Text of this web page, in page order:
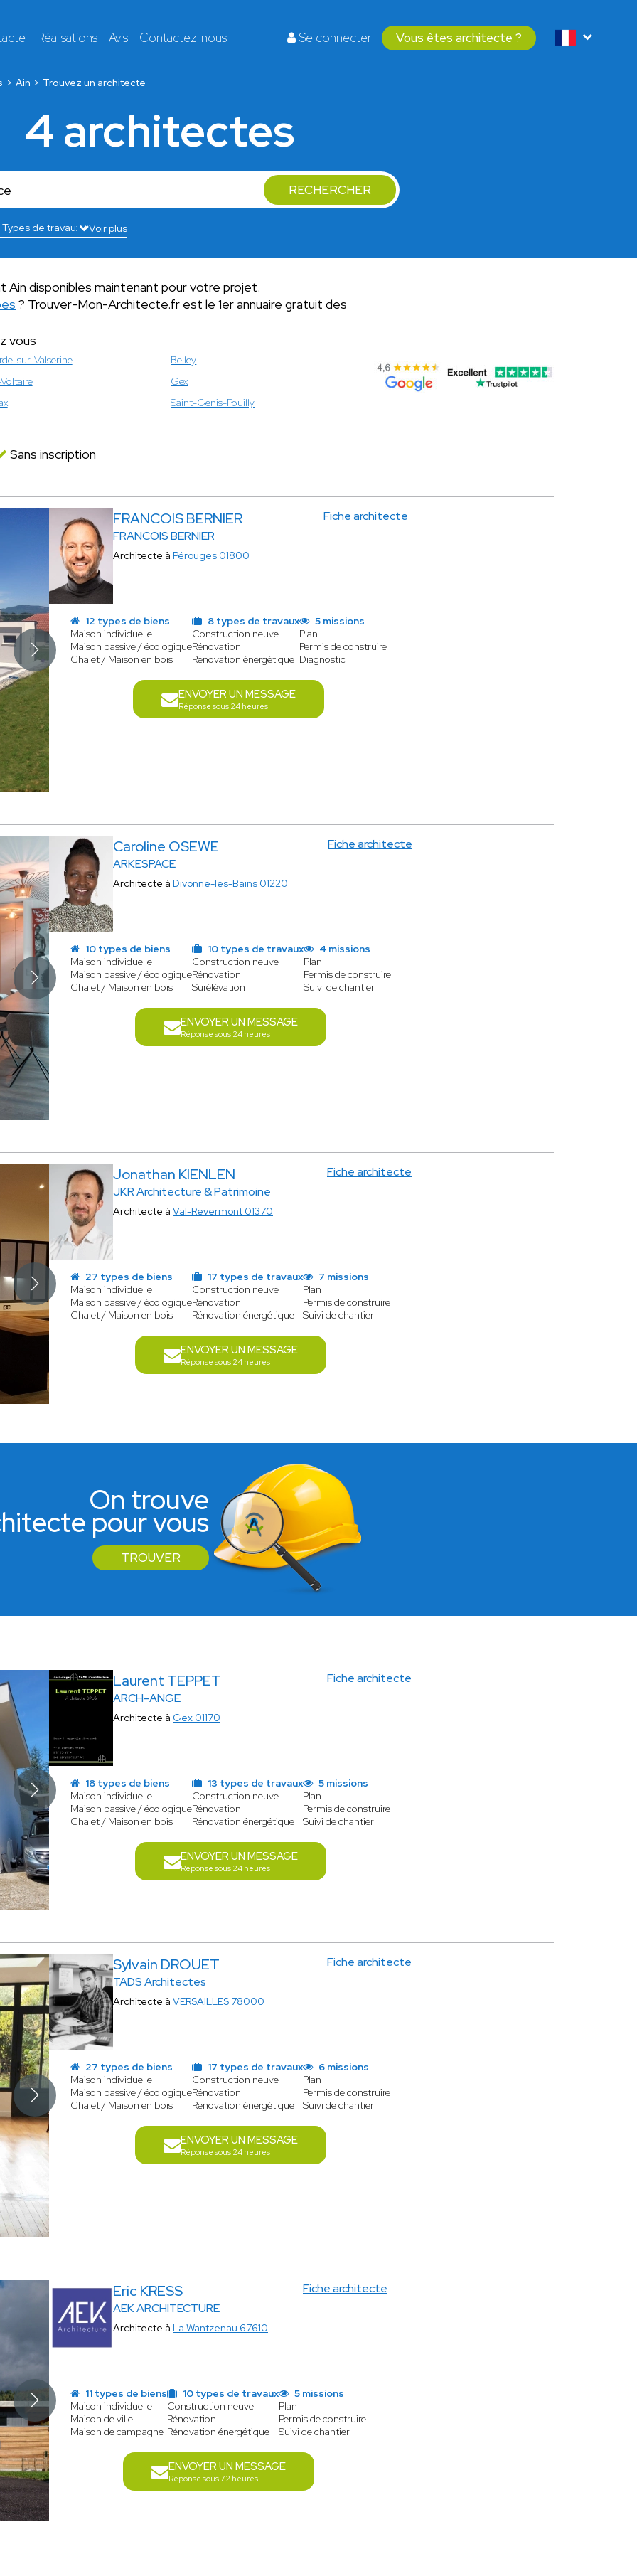
Réalisations Avis Contactez-nous Se connecter Vous êtes architecte ?
Ain Trouvez un architecte
4 architectes
RECHERCHER
Voir plus
disponibles maintenant pour votre projet.
? Trouver-Mon-Architecte.fr est le 1er annuaire gratuit des
vous
sur-Valserine
Belley
Gex
Saint-Genis-Pouilly
Sans inscription
FRANCOIS BERNIER
FRANCOIS BERNIER
Fiche architecte
Architecte à Pérouges 01800
12 types de biens
Maison individuelle
Maison passive / écologique
Chalet / Maison en bois
8 types de travaux
Construction neuve
Rénovation
Rénovation énergétique
5 missions
Plan
Permis de construire
Diagnostic
ENVOYER UN MESSAGE
Réponse sous 24 heures
Caroline OSEWE
ARKESPACE
Fiche architecte
Architecte à Divonne-les-Bains 01220
10 types de biens
Maison individuelle
Maison passive / écologique
Chalet / Maison en bois
10 types de travaux
Construction neuve
Rénovation
Surélévation
4 missions
Plan
Permis de construire
Suivi de chantier
ENVOYER UN MESSAGE
Réponse sous 24 heures
Jonathan KIENLEN
JKR Architecture & Patrimoine
Fiche architecte
Architecte à Val-Revermont 01370
27 types de biens
Maison individuelle
Maison passive / écologique
Chalet / Maison en bois
17 types de travaux
Construction neuve
Rénovation
Rénovation énergétique
7 missions
Plan
Permis de construire
Suivi de chantier
ENVOYER UN MESSAGE
Réponse sous 24 heures
On trouve
pour vous
TROUVER
Laurent TEPPET
ARCH-ANGE
Fiche architecte
Architecte à Gex 01170
18 types de biens
Maison individuelle
Maison passive / écologique
Chalet / Maison en bois
13 types de travaux
Construction neuve
Rénovation
Rénovation énergétique
5 missions
Plan
Permis de construire
Suivi de chantier
ENVOYER UN MESSAGE
Réponse sous 24 heures
Sylvain DROUET
TADS Architectes
Fiche architecte
Architecte à VERSAILLES 78000
27 types de biens
Maison individuelle
Maison passive / écologique
Chalet / Maison en bois
17 types de travaux
Construction neuve
Rénovation
Rénovation énergétique
6 missions
Plan
Permis de construire
Suivi de chantier
ENVOYER UN MESSAGE
Réponse sous 24 heures
Eric KRESS
AEK ARCHITECTURE
Fiche architecte
Architecte à La Wantzenau 67610
11 types de biens
Maison individuelle
Maison de ville
Maison de campagne
10 types de travaux
Construction neuve
Rénovation
Rénovation énergétique
5 missions
Plan
Permis de construire
Suivi de chantier
ENVOYER UN MESSAGE
Réponse sous 72 heures